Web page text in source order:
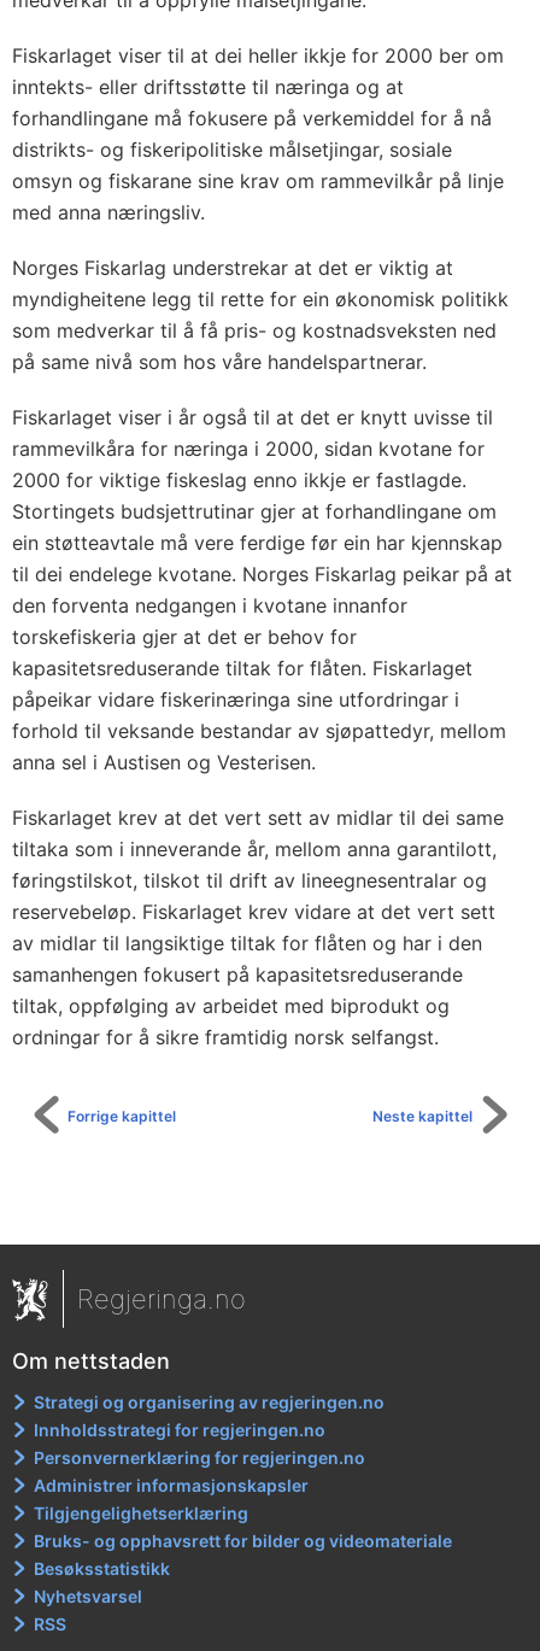
g
0
l
f
d
g
e
u
i
t
r
Fiskarlaget viser til at dei heller ikkje for 2000 ber om
inntekts- eller driftsstøtte til næringa og at
forhandlingane må fokusere på verkemiddel for å nå
distrikts- og fiskeripolitiske målsetjingar, sosiale
omsyn og fiskarane sine krav om rammevilkår på linje
med anna næringsliv.
Norges Fiskarlag understrekar at det er viktig at
myndigheitene legg til rette for ein økonomisk politikk
som medverkar til å få pris- og kostnadsveksten ned
på same nivå som hos våre handelspartnerar.
Fiskarlaget viser i år også til at det er knytt uvisse til
rammevilkåra for næringa i 2000, sidan kvotane for
2000 for viktige fiskeslag enno ikkje er fastlagde.
Stortingets budsjettrutinar gjer at forhandlingane om
ein støtteavtale må vere ferdige før ein har kjennskap
til dei endelege kvotane. Norges Fiskarlag peikar på at
den forventa nedgangen i kvotane innanfor
torskefiskeria gjer at det er behov for
kapasitetsreduserande tiltak for flåten. Fiskarlaget
påpeikar vidare fiskerinæringa sine utfordringar i
forhold til veksande bestandar av sjøpattedyr, mellom
anna sel i Austisen og Vesterisen.
Fiskarlaget krev at det vert sett av midlar til dei same
tiltaka som i inneverande år, mellom anna garantilott,
føringstilskot, tilskot til drift av lineegnesentralar og
reservebeløp. Fiskarlaget krev vidare at det vert sett
av midlar til langsiktige tiltak for flåten og har i den
samanhengen fokusert på kapasitetsreduserande
tiltak, oppfølging av arbeidet med biprodukt og
ordningar for å sikre framtidig norsk selfangst.
Neste kapittel
Forrige kapittel
Regjeringa.no
Om nettstaden
Strategi og organisering av regjeringen.no
Innholdsstrategi for regjeringen.no
Personvernerklæring for regjeringen.no
Administrer informasjonskapsler
Tilgjengelighetserklæring
Bruks- og opphavsrett for bilder og videomateriale
Besøksstatistikk
Nyhetsvarsel
RSS